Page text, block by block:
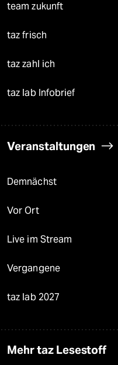
team zukunft
taz frisch
taz zahl ich
taz lab Infobrief
Veranstaltungen
Demnächst
Vor Ort
Live im Stream
Vergangene
taz lab 2027
Mehr taz Lesestoff